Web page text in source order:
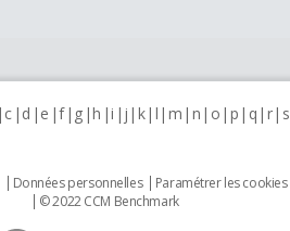
c d e f g h i j k l m n o p q r s
Données personnelles Paramétrer les cookies
© 2022 CCM Benchmark